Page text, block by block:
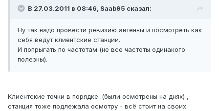
В 27.03.2011 в 08:46, Saab95 сказал:
Ну так надо провести ревизию антенны и посмотреть как
себя ведут клиентские станции.
И попрыгать по частотам (не все частоты одинакого
полезны).
Клиентские точки в порядке .(были осмотрены на днях) ,
станция тоже подлежала осмотру - всё стоит на своих